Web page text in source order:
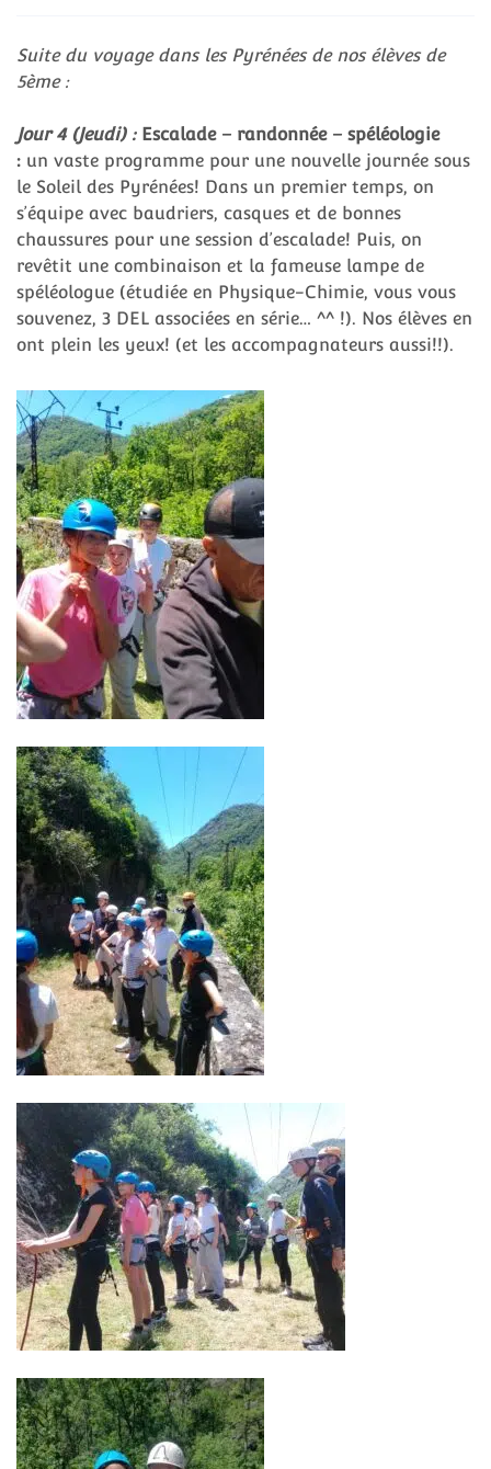
Suite du voyage dans les Pyrénées de nos élèves de
5ème :
Jour 4 (Jeudi) : Escalade – randonnée – spéléologie
: un vaste programme pour une nouvelle journée sous
le Soleil des Pyrénées! Dans un premier temps, on
s’équipe avec baudriers, casques et de bonnes
chaussures pour une session d’escalade! Puis, on
revêtit une combinaison et la fameuse lampe de
spéléologue (étudiée en Physique-Chimie, vous vous
souvenez, 3 DEL associées en série… ^^ !). Nos élèves en
ont plein les yeux! (et les accompagnateurs aussi!!).